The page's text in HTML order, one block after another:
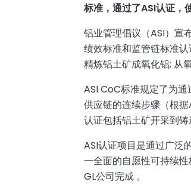
标准，通过了ASI认证，
铝业管理倡议（ASI）宣
绩效标准和监管链标准
精炼铝土矿成氧化铝; 从
ASI CoC标准规定了为
供应链的连续步骤（根
认证包括铝土矿开采到
ASI认证项目是通过广泛
一全面的自愿性可持续
GL公司完成 。